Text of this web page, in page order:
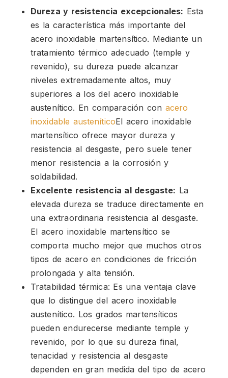
Dureza y resistencia excepcionales: Esta
es la característica más importante del
acero inoxidable martensítico. Mediante un
tratamiento térmico adecuado (temple y
revenido), su dureza puede alcanzar
niveles extremadamente altos, muy
superiores a los del acero inoxidable
austenítico. En comparación con acero
inoxidable austeníticoEl acero inoxidable
martensítico ofrece mayor dureza y
resistencia al desgaste, pero suele tener
menor resistencia a la corrosión y
soldabilidad.
Excelente resistencia al desgaste: La
elevada dureza se traduce directamente en
una extraordinaria resistencia al desgaste.
El acero inoxidable martensítico se
comporta mucho mejor que muchos otros
tipos de acero en condiciones de fricción
prolongada y alta tensión.
Tratabilidad térmica: Es una ventaja clave
que lo distingue del acero inoxidable
austenítico. Los grados martensíticos
pueden endurecerse mediante temple y
revenido, por lo que su dureza final,
tenacidad y resistencia al desgaste
dependen en gran medida del tipo de acero